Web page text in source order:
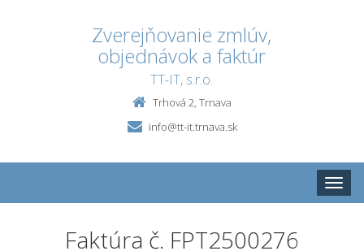
Zverejňovanie zmlúv,
objednávok a faktúr
TT-IT, s.r.o.
Trhová 2, Trnava
info@tt-it.trnava.sk
Toggle
Faktúra č. FPT2500276